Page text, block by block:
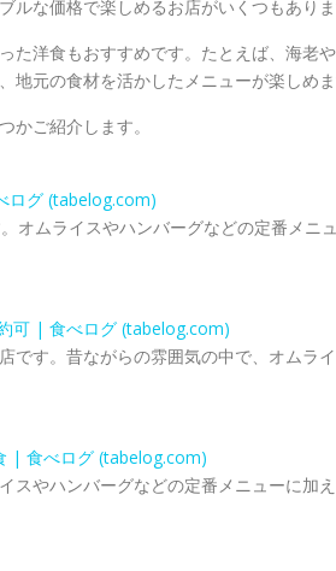
ルな価格で楽しめるお店がいくつもありま
た洋食もおすすめです。たとえば、海老
地元の食材を活かしたメニューが楽しめま
かご紹介します。
ログ (tabelog.com)
オムライスやハンバーグなどの定番メニ
可 | 食べログ (tabelog.com)
です。昔ながらの雰囲気の中で、オムラ
| 食べログ (tabelog.com)
スやハンバーグなどの定番メニューに加